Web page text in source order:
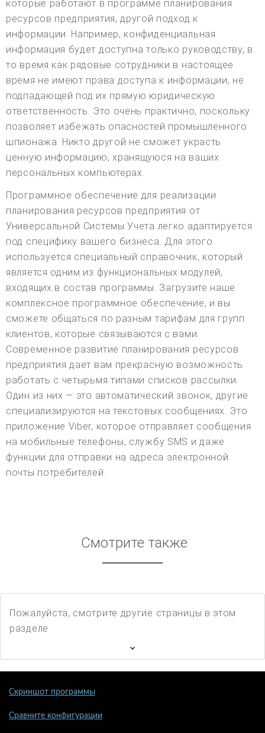
которые работают в программе планирования
ресурсов предприятия, другой подход к
информации. Например, конфиденциальная
информация будет доступна только руководству, в
то время как рядовые сотрудники в настоящее
время не имеют права доступа к информации, не
подпадающей под их прямую юридическую
ответственность. Это очень практично, поскольку
позволяет избежать опасностей промышленного
шпионажа. Никто другой не сможет украсть
ценную информацию, хранящуюся на ваших
персональных компьютерах.
Программное обеспечение для реализации
планирования ресурсов предприятия от
Универсальной Системы Учета легко адаптируется
под специфику вашего бизнеса. Для этого
используется специальный справочник, который
является одним из функциональных модулей,
входящих в состав программы. Загрузите наше
комплексное программное обеспечение, и вы
сможете общаться по разным тарифам для групп
клиентов, которые связываются с вами.
Современное развитие планирования ресурсов
предприятия дает вам прекрасную возможность
работать с четырьмя типами списков рассылки.
Один из них — это автоматический звонок, другие
специализируются на текстовых сообщениях. Это
приложение Viber, которое отправляет сообщения
на мобильные телефоны, службу SMS и даже
функции для отправки на адреса электронной
почты потребителей.
Смотрите также
Пожалуйста, смотрите другие страницы в этом
разделе
Скриншот программы
Сравните конфигурации